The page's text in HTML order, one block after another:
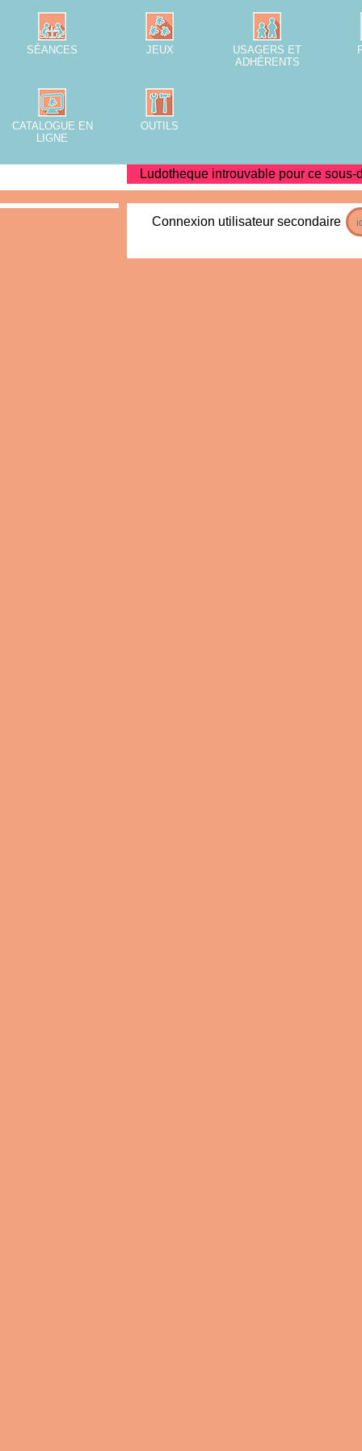
SÉANCES JEUX
USAGERS ET
ADHÉRENTS
CATALOGUE EN
LIGNE
OUTILS
Ludotheque introuvable pour ce sous-
Connexion utilisateur secondaire